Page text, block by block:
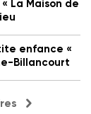
La Maison de
enfance «
Billancourt